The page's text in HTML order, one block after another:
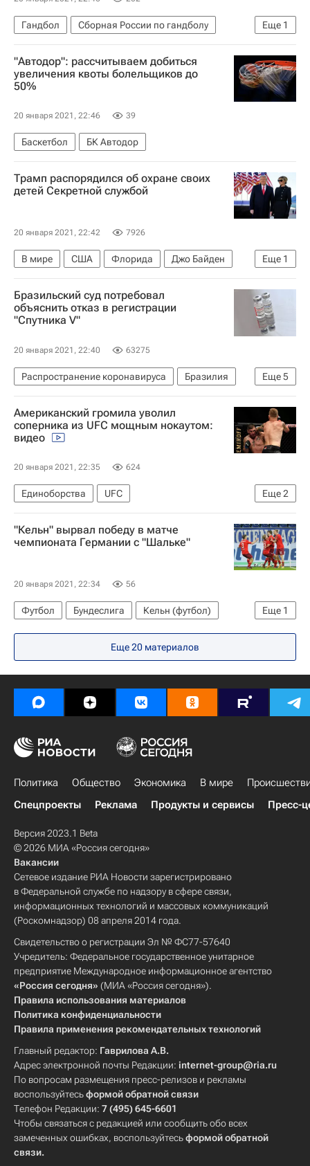
Еще 1
Гандбол
Сборная России по гандболу
Чемпионат мира по гандболу среди мужчин
"Автодор": рассчитываем добиться
увеличения квоты болельщиков до
50%
20 января 2021, 22:46 39
Баскетбол БК Автодор
Трамп распорядился об охране своих
детей Секретной службой
20 января 2021, 22:42 7926
Еще 1
В мире США Флорида
Джо Байден
Дональд Трамп
Бразильский суд потребовал
объяснить отказ в регистрации
"Спутника V"
20 января 2021, 22:40 63275
Еще5
Распространение коронавируса
Бразилия
Баия
Российский фонд прямых инвестиций
Коронавирусы
Коронавирус COVID-19
Вакцина "Спутник V"
Американский громила уволил
соперника из UFC мощным нокаутом:
видео
20 января 2021, 22:35 624
Еще2
Единоборства
UFC
ММА (Смешанные единоборства)
Бойцовский остров UFC
"Кельн" вырвал победу в матче
чемпионата Германии с "Шальке"
20 января 2021, 22:34 56
Еще 1
Футбол Бундеслига
Кельн (футбол)
Шальке 04
Еще 20 материалов
Политика Общество Экономика В мире
Спецпроекты
Реклама Продукты и сервисы Пресс-
Версия 2023.1 Beta
© 2026 МИА «Россия сегодня»
Вакансии
Сетевое издание РИА Новости зарегистрировано
в Федеральной службе по надзору в сфере связи,
информационных технологий и массовых коммуникаций
(Роскомнадзор) 08 апреля 2014 года.
Свидетельство о регистрации Эл № ФС77-57640
Учредитель: Федеральное государственное унитарное
предприятие Международное информационное агентство
«Россия сегодня» (МИА «Россия сегодня»).
Правила использования материалов
Политика конфиденциальности
Правила применения рекомендательных технологий
Главный редактор: Гаврилова А.В.
Адрес электронной почты Редакции: internet-group@ria.ru
По вопросам размещения пресс-релизов и рекламы
воспользуйтесьформой обратной связи
Телефон Редакции: 7 (495) 645-6601
Чтобы связаться с редакцией или сообщить обо всех
замеченных ошибках, воспользуйтесьформой обратной
связи.